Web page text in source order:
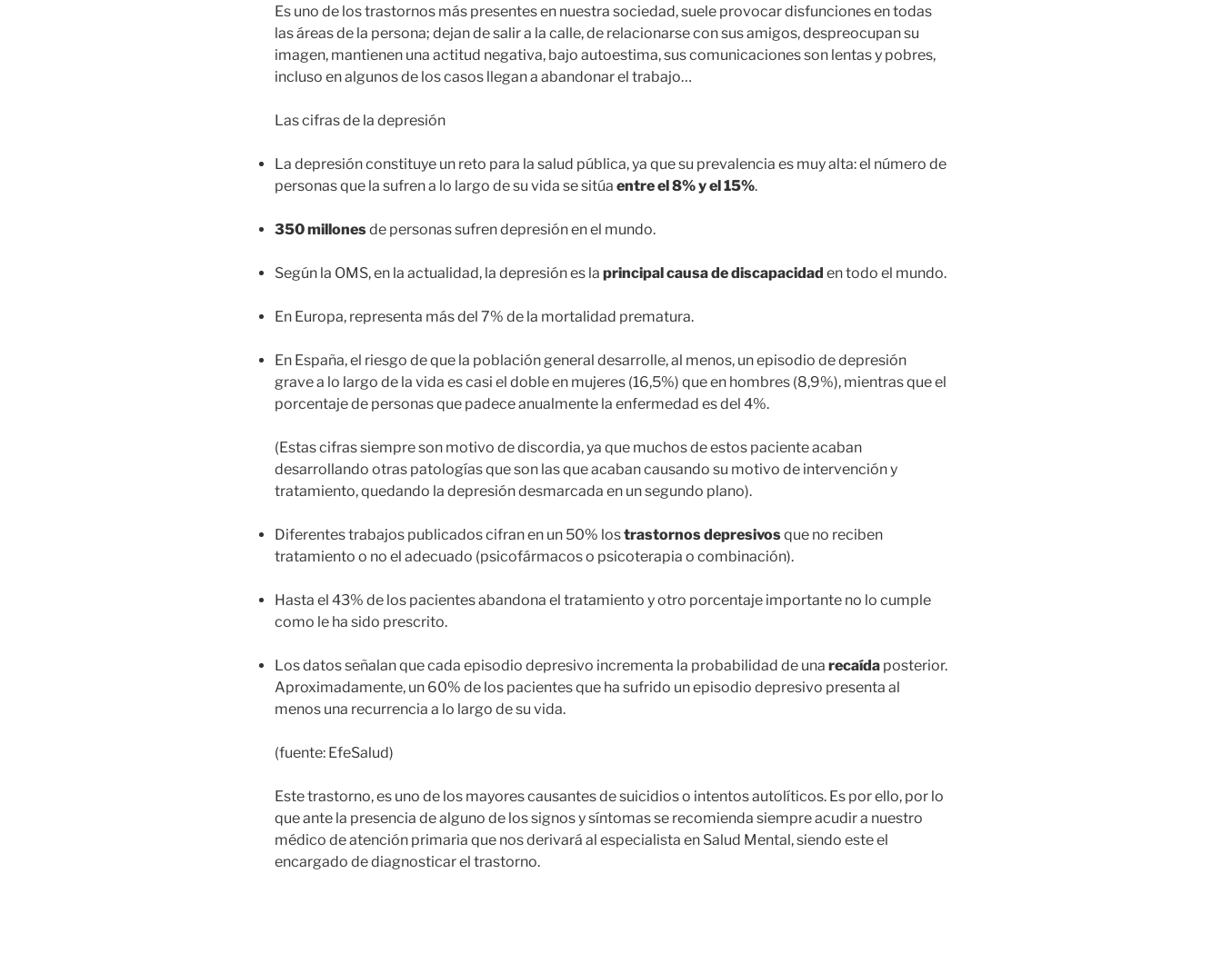
Es uno de los trastornos más presentes en nuestra sociedad, suele provocar disfunciones en todas
las áreas de la persona; dejan de salir a la calle, de relacionarse con sus amigos, despreocupan su
imagen, mantienen una actitud negativa, bajo autoestima, sus comunicaciones son lentas y pobres,
incluso en algunos de los casos llegan a abandonar el trabajo…
Las cifras de la depresión
La depresión constituye un reto para la salud pública, ya que su prevalencia es muy alta: el número de
personas que la sufren a lo largo de su vida se sitúa entre el 8% y el 15%.
350 millonesde personas sufren depresión en el mundo.
Según la OMS, en la actualidad, la depresión es la principal causa de discapacidad en todo el mundo.
En Europa, representa más del 7% de la mortalidad prematura.
En España, el riesgo de que la población general desarrolle, al menos, un episodio de depresión
grave a lo largo de la vida es casi el doble en mujeres (16,5%) que en hombres (8,9%), mientras que el
porcentaje de personas que padece anualmente la enfermedad es del 4%.
(Estas cifras siempre son motivo de discordia, ya que muchos de estos paciente acaban
desarrollando otras patologías que son las que acaban causando su motivo de intervención y
tratamiento, quedando la depresión desmarcada en un segundo plano).
Diferentes trabajos publicados cifran en un 50% lostrastornos depresivosque no reciben
tratamiento o no el adecuado (psicofármacos o psicoterapia o combinación).
Hasta el 43% de los pacientes abandona el tratamiento y otro porcentaje importante no lo cumple
como le ha sido prescrito.
Los datos señalan que cada episodio depresivo incrementa la probabilidad de una recaída posterior.
Aproximadamente, un 60% de los pacientes que ha sufrido un episodio depresivo presenta al
menos una recurrencia a lo largo de su vida.
(fuente: EfeSalud)
Este trastorno, es uno de los mayores causantes de suicidios o intentos autolíticos. Es por ello, por lo
que ante la presencia de alguno de los signos y síntomas se recomienda siempre acudir a nuestro
médico de atención primaria que nos derivará al especialista en Salud Mental, siendo este el
encargado de diagnosticar el trastorno.